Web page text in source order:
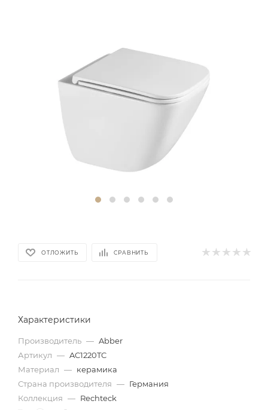
ОТЛОЖИТЬ СРАВНИТЬ
Характеристики
Производитель — Abber
Артикул — AC1220TC
Материал — керамика
Страна производителя — Германия
Коллекция — Rechteck